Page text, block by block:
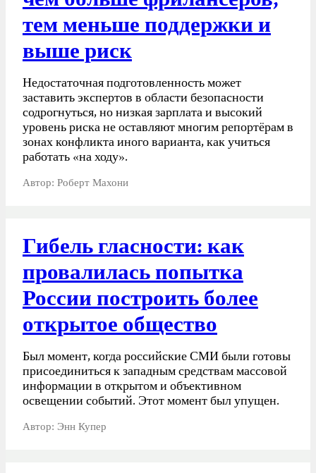
тем меньше поддержки и
выше риск
Недостаточная подготовленность может
заставить экспертов в области безопасности
содрогнуться, но низкая зарплата и высокий
уровень риска не оставляют многим репортёрам в
зонах конфликта иного варианта, как учиться
работать «на ходу».
Автор: Роберт Махони
Гибель гласности: как
провалилась попытка
России построить более
открытое общество
Был момент, когда российские СМИ были готовы
присоединиться к западным средствам массовой
информации в открытом и объективном
освещении событий. Этот момент был упущен.
Автор: Энн Купер